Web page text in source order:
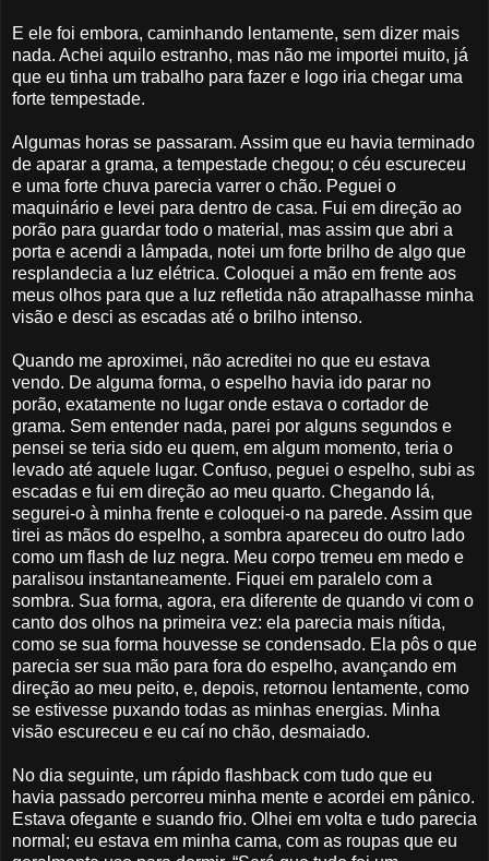
E ele foi embora, caminhando lentamente, sem dizer mais
nada. Achei aquilo estranho, mas não me importei muito, já
que eu tinha um trabalho para fazer e logo iria chegar uma
forte tempestade.
Algumas horas se passaram. Assim que eu havia terminado
de aparar a grama, a tempestade chegou; o céu escureceu
e uma forte chuva parecia varrer o chão. Peguei o
maquinário e levei para dentro de casa. Fui em direção ao
porão para guardar todo o material, mas assim que abri a
porta e acendi a lâmpada, notei um forte brilho de algo que
resplandecia a luz elétrica. Coloquei a mão em frente aos
meus olhos para que a luz refletida não atrapalhasse minha
visão e desci as escadas até o brilho intenso.
Quando me aproximei, não acreditei no que eu estava
vendo. De alguma forma, o espelho havia ido parar no
porão, exatamente no lugar onde estava o cortador de
grama. Sem entender nada, parei por alguns segundos e
pensei se teria sido eu quem, em algum momento, teria o
levado até aquele lugar. Confuso, peguei o espelho, subi as
escadas e fui em direção ao meu quarto. Chegando lá,
segurei-o à minha frente e coloquei-o na parede. Assim que
tirei as mãos do espelho, a sombra apareceu do outro lado
como um flash de luz negra. Meu corpo tremeu em medo e
paralisou instantaneamente. Fiquei em paralelo com a
sombra. Sua forma, agora, era diferente de quando vi com o
canto dos olhos na primeira vez: ela parecia mais nítida,
como se sua forma houvesse se condensado. Ela pôs o que
parecia ser sua mão para fora do espelho, avançando em
direção ao meu peito, e, depois, retornou lentamente, como
se estivesse puxando todas as minhas energias. Minha
visão escureceu e eu caí no chão, desmaiado.
No dia seguinte, um rápido flashback com tudo que eu
havia passado percorreu minha mente e acordei em pânico.
Estava ofegante e suando frio. Olhei em volta e tudo parecia
normal; eu estava em minha cama, com as roupas que eu